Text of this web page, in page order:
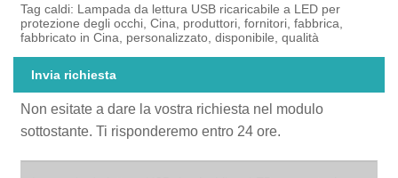
Tag caldi: Lampada da lettura USB ricaricabile a LED per
protezione degli occhi, Cina, produttori, fornitori, fabbrica,
fabbricato in Cina, personalizzato, disponibile, qualità
Invia richiesta
Non esitate a dare la vostra richiesta nel modulo
sottostante. Ti risponderemo entro 24 ore.